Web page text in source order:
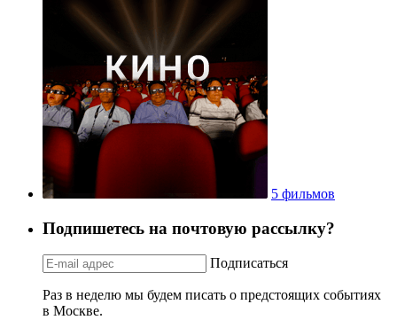
5 фильмов
Подпишетесь на почтовую рассылку?
Подписаться
Раз в неделю мы будем писать о предстоящих событиях
в Москве.